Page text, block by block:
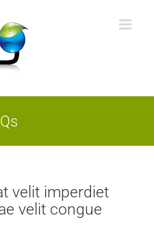
velit imperdiet
velit congue